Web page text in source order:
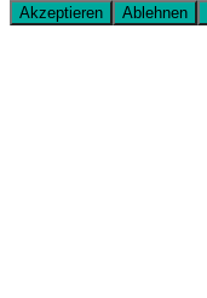
Akzeptieren Ablehnen